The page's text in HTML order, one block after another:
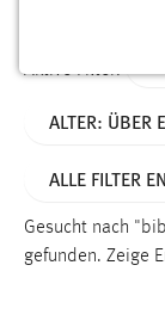
Aktive Filter:
ALTER: ÜBER
ALLE FILTER
Gesucht nach
gefunden. Zeige
Funktionen
Name: